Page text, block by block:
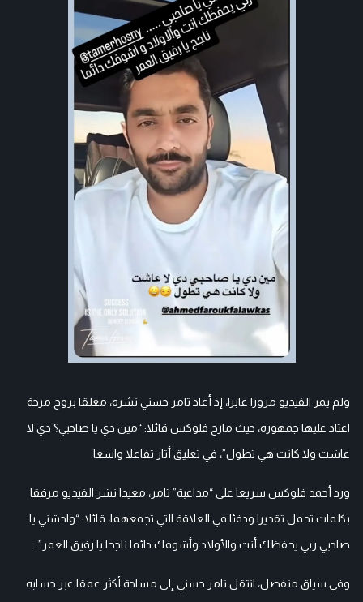
ولم يمر الفيديو مرورا عابرا، إذ أعاد تامر حسني نشره، معلقا بروح مرحة
اعتاد عليها جمهوره، حيث مازح فلوكس قائلا: “مين دي يا صاحبي؟ دي لا
عاشت ولا كانت هي تطول”، في تعليق أثار تفاعلا واسعا.
ورد أحمد فلوكس سريعا على “مداعبة” تامر، معيدا نشر الفيديو مرفقا
بكلمات تحمل تقديرا ودفئا في العلاقة التي تجمعهما، قائلا: “واحشني يا
صاحبي ربي يحفظك أنت والأولاد وأشوفك دائما ناجحا يا رفيق العمر”.
وفي سياق منفصل، انتقل تامر حسني إلى مساحة أكثر عمقا عبر حسابه